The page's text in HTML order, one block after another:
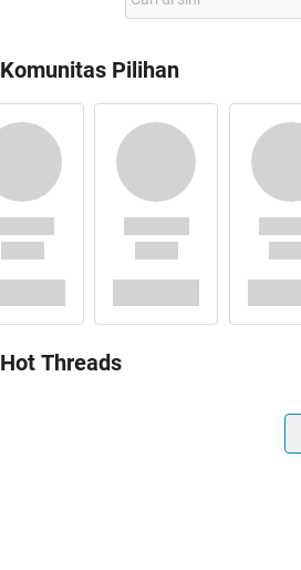
Komunitas Pilihan
Hot Threads